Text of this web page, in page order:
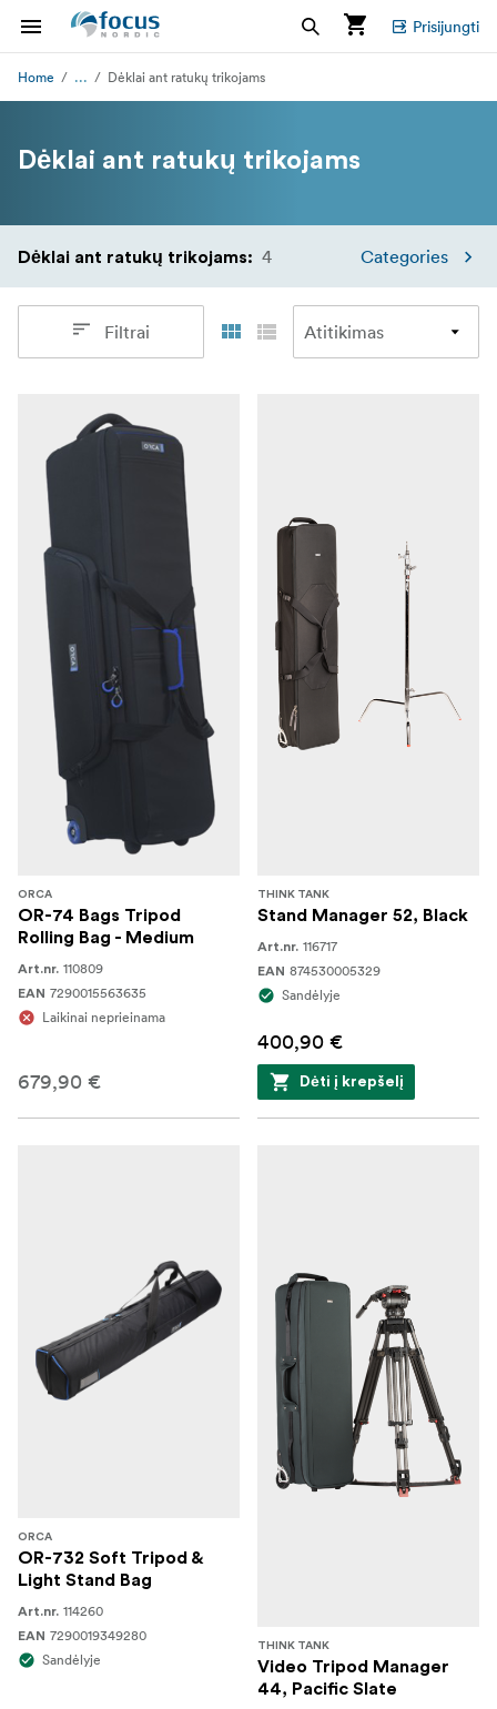
Prisijungti
Home ... Dėklai ant ratukų trikojams
Dėklai ant ratukų trikojams
Dėklai ant ratukų trikojams: 4 Categories
Filtrai
ORCA
OR-74 Bags Tripod
Rolling Bag - Medium
Art.nr. 110809
EAN 7290015563635
Laikinai neprieinama
679,90 €
THINK TANK
Stand Manager 52, Black
Art.nr. 116717
EAN 874530005329
Sandėlyje
400,90 €
Dėti į krepšelį
ORCA
OR-732 Soft Tripod &
Light Stand Bag
Art.nr. 114260
EAN 7290019349280
Sandėlyje
THINK TANK
Video Tripod Manager
44, Pacific Slate